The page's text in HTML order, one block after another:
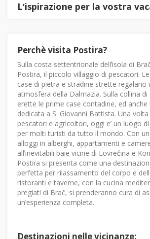
Lʼispirazione per la vostra
Perchè visita Postira?
Sulla costa settentrionale dellʼisola di
Postira, il piccolo villaggio di pescatori.
case di pietra e stradine strette regalano
atmosfera della Dalmazia. Sulla collina di
erette le prime case contadine, ed anche
dedicata a S. Giovanni Battista. Una
pescatori e agricoltori, oggi eʼ un luogo
per molti turisti da tutto il mondo. Con
alloggi in alberghi, appartamenti e
allʼinevitabili baie vicine di Lovrečina e
Postira si presenta come una
perfetta per rilassamento del corpo e
ristoranti e taverne, con la cucina
pregiati di Brač, si prenderanno cura di
unʼesperienza completa.
Destinazioni nelle vicinanze: